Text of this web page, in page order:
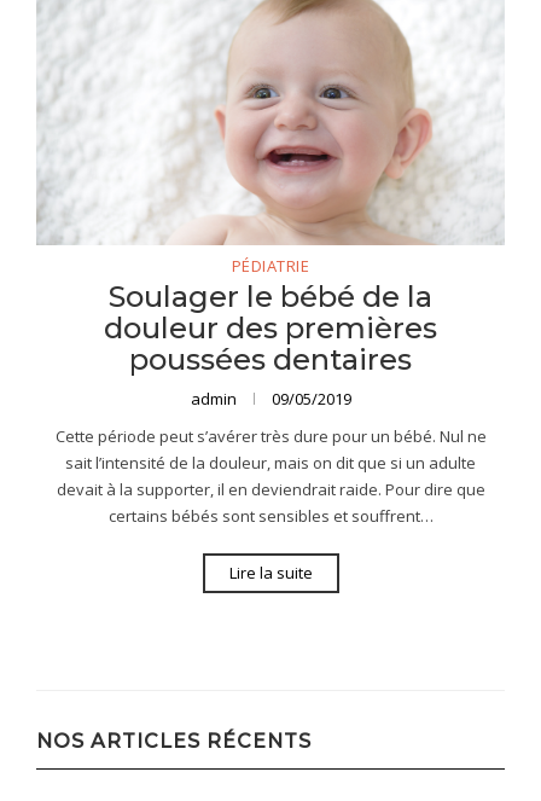
PÉDIATRIE
Soulager le bébé de la
douleur des premières
poussées dentaires
admin
09/05/2019
Cette période peut s’avérer très dure pour un bébé. Nul ne
sait l’intensité de la douleur, mais on dit que si un adulte
devait à la supporter, il en deviendrait raide. Pour dire que
certains bébés sont sensibles et souffrent…
Lire la suite
NOS ARTICLES RÉCENTS